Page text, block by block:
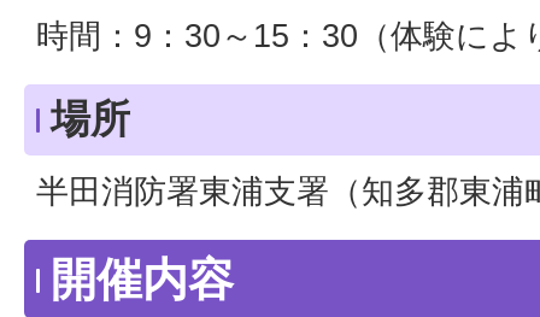
時間：9：30～15：30（体験によ
場所
半田消防署東浦支署（知多郡東浦
開催内容